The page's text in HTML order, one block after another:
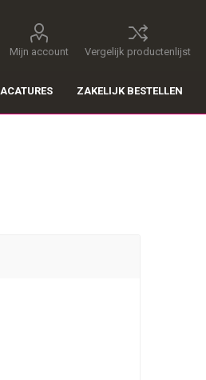
Mijn account Vergelijk productenlijst
ZAKELIJK BESTELLEN